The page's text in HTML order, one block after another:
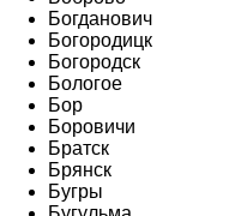
Богданович
Богородицк
Богородск
Бологое
Бор
Боровичи
Братск
Брянск
Бугры